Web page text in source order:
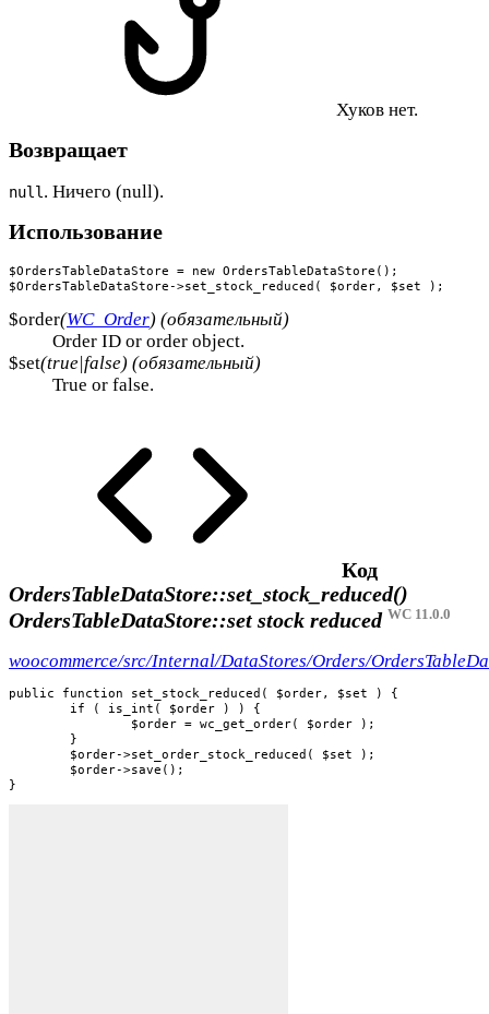
Хуков нет.
Возвращает
null . Ничего (null).
Использование
$OrdersTableDataStore = new OrdersTableDataStore();
$OrdersTableDataStore->set_stock_reduced( $order, $set );
$order(WC_Order) (обязательный)
Order ID or order object.
$set(true|false) (обязательный)
True or false.
Код
OrdersTableDataStore::set_stock_reduced()
OrdersTableDataStore::set stock reduced WC 11.0.0
woocommerce/src/Internal/DataStores/Orders/
public function set_stock_reduced( $order, $set ) {
}